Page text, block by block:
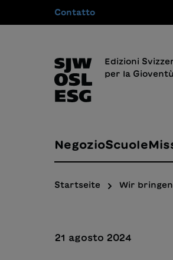
Passa alla navigazione
Contatto
Edizioni
per la Gioventù
NegozioScuole
Startseite Wir
21 agosto 2024